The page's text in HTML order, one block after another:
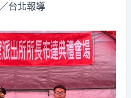
台北報導